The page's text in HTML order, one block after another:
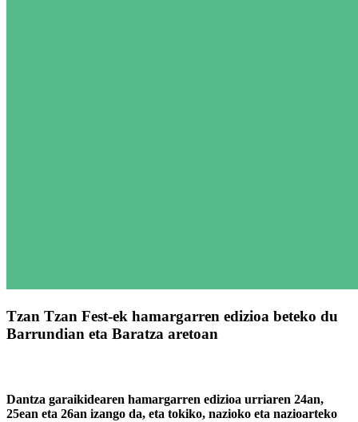
Tzan Tzan Fest-ek hamargarren edizioa beteko du
Barrundian eta Baratza aretoan
Dantza garaikidearen hamargarren edizioa urriaren 24an,
25ean eta 26an izango da, eta tokiko, nazioko eta nazioarteko